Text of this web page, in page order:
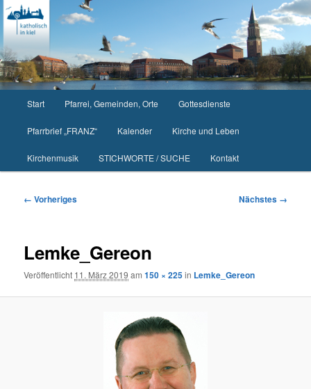
Zum
primären
Inhalt
springen
Start Pfarrei, Gemeinden, Orte Gottesdienste
Pfarrbrief „FRANZ“ Kalender Kirche und Leben
Kirchenmusik STICHWORTE / SUCHE Kontakt
Bilder-
← Vorheriges Nächstes →
Lemke_Gereon
Veröffentlicht 11. März 2019 am150 × 225in Lemke_Gereon